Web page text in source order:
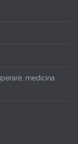
medicina